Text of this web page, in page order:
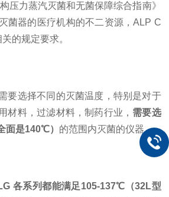
构压力蒸汽灭菌和无菌保障综合指南》
菌器的医疗机构的不二资源，ALP C
的规定要求。
要选择不同的灭菌温度，特别是对于
材料，过滤材料，制药行业， 需要选
面是140℃） 的范围内灭菌的仪器。
各系列都能满足105-137℃（32L型